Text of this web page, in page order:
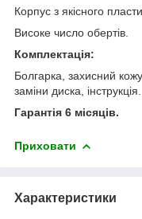
Корпус з якісного
Високе число обертів.
Комплектація:
Болгарка, захисний
заміни диска, інструкція.
Гарантія 6 місяців.
Приховати
Характеристики